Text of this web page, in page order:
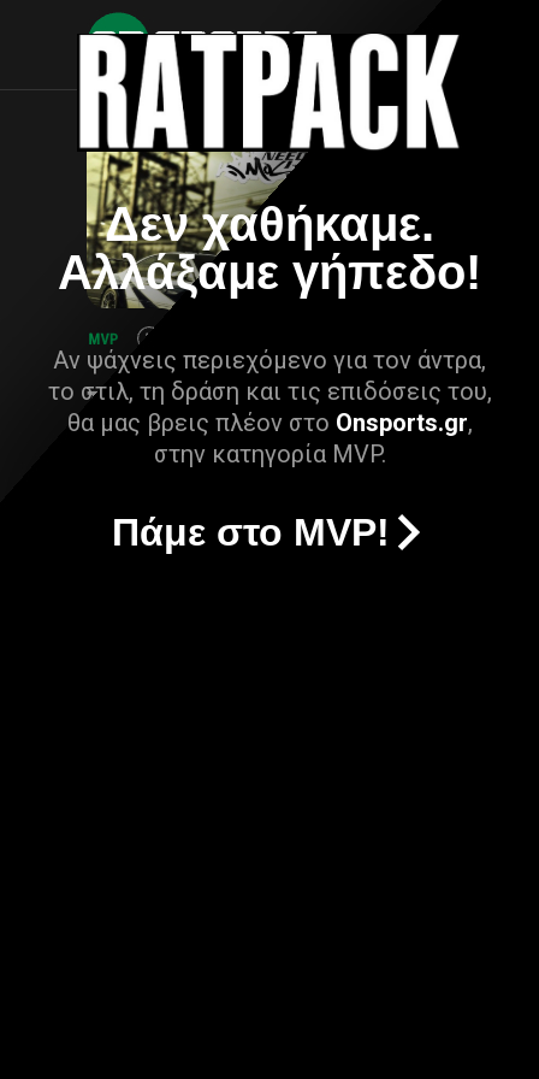
Δεν χαθήκαμε.
Αλλάξαμε γήπεδο!
Αν ψάχνεις περιεχόμενο για τον άντρα,
το στιλ, τη δράση και τις επιδόσεις του,
θα μας βρεις πλέον στο Onsports.gr,
στην κατηγορία MVP.
Πάμε στο MVP!